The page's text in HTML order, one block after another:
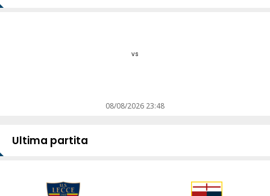
vs
08/08/2026 23:48
Ultima partita